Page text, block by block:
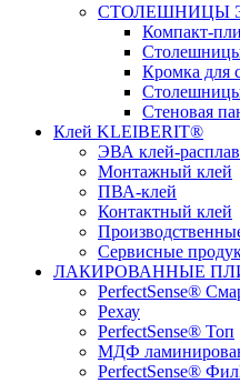
СТОЛЕШНИЦЫ
Компакт-
Кромка для
Стеновая
Клей KLEIBERIT®
ЭВА клей-расплав
Монтажный клей
ПВА-клей
Контактный клей
Сервисные
ЛАКИРОВАННЫЕ
PerfectSense®
Рехау
PerfectSense® Топ
МДФ
PerfectSense®